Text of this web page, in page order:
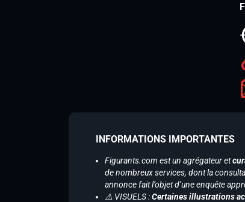
INFORMATIONS IMPORTANTES
Figurants.com est un agrégateur et
de nombreux services, dont la
annonce fait l’objet d’une enquête
⚠️ VISUELS :Certaines illustrations